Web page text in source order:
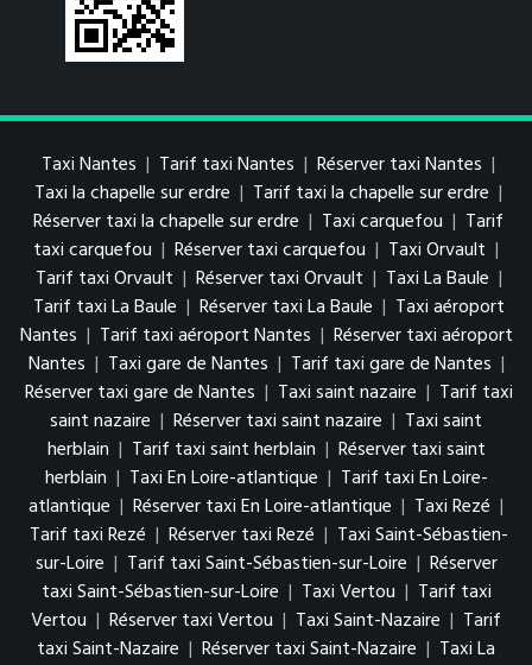
Taxi Nantes | Tarif taxi Nantes | Réserver taxi Nantes |
Taxi la chapelle sur erdre | Tarif taxi la chapelle sur erdre |
Réserver taxi la chapelle sur erdre | Taxi carquefou | Tarif
taxi carquefou | Réserver taxi carquefou | Taxi Orvault |
Tarif taxi Orvault | Réserver taxi Orvault | Taxi La Baule |
Tarif taxi La Baule | Réserver taxi La Baule | Taxi aéroport
Nantes | Tarif taxi aéroport Nantes | Réserver taxi aéroport
Nantes | Taxi gare de Nantes | Tarif taxi gare de Nantes |
Réserver taxi gare de Nantes | Taxi saint nazaire | Tarif taxi
saint nazaire | Réserver taxi saint nazaire | Taxi saint
herblain | Tarif taxi saint herblain | Réserver taxi saint
herblain | Taxi En Loire-atlantique | Tarif taxi En Loire-
atlantique | Réserver taxi En Loire-atlantique | Taxi Rezé |
Tarif taxi Rezé | Réserver taxi Rezé | Taxi Saint-Sébastien-
sur-Loire | Tarif taxi Saint-Sébastien-sur-Loire | Réserver
taxi Saint-Sébastien-sur-Loire | Taxi Vertou | Tarif taxi
Vertou | Réserver taxi Vertou | Taxi Saint-Nazaire | Tarif
taxi Saint-Nazaire | Réserver taxi Saint-Nazaire | Taxi La